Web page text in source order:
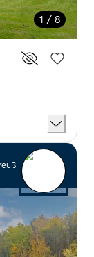
1 / 8